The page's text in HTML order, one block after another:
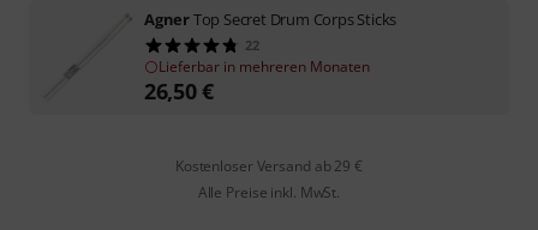
AgnerTop Secret Drum Corps Sticks
22
Lieferbar in mehreren Monaten
26,50€
Kostenloser Versand ab 29 €
Alle Preise inkl. MwSt.